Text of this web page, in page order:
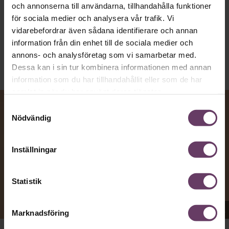
och annonserna till användarna, tillhandahålla funktioner
för sociala medier och analysera vår trafik. Vi
vidarebefordrar även sådana identifierare och annan
information från din enhet till de sociala medier och
annons- och analysföretag som vi samarbetar med.
Dessa kan i sin tur kombinera informationen med annan
information som du har tillhandahållit eller som de har
Nödvändig
Inställningar
Statistik
Marknadsföring
Kommunikation
Text:Fredrik Kullberg
Publicerad2026-08-07
Appen Sinceerly imiterar vd:ars kortfattade språk.